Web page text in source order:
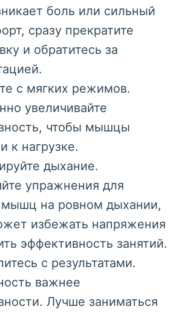
боль или сильный
сразу прекратите
и обратитесь за
с мягких режимов.
увеличивайте
чтобы мышцы
к нагрузке.
дыхание.
упражнения для
мышц на ровном дыхании,
избежать напряжения
эффективность занятий.
с результатами.
важнее
Лучше заниматься